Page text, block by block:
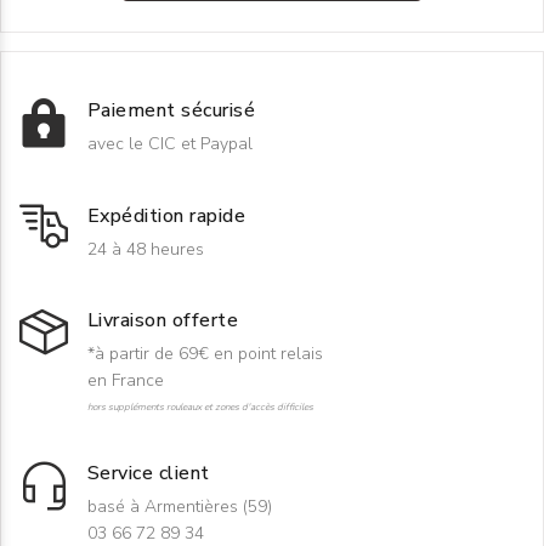
Paiement sécurisé
avec le CIC et Paypal
Expédition rapide
24 à 48 heures
Livraison offerte
*à partir de 69€ en point relais
en France
hors suppléments rouleaux et zones d'accès difficiles
Service client
basé à Armentières (59)
03 66 72 89 34